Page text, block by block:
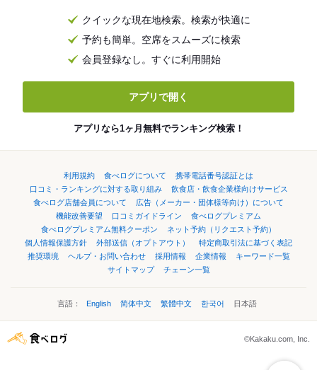
クイックな現在地検索。検索が快適に
予約も簡単。空席をスムーズに検索
会員登録なし。すぐに利用開始
アプリで開く
アプリなら1ヶ月無料でランキング検索！
利用規約 食べログについて
携帯電話番号認証とは
口コミ・ランキングに対する取り組み
飲食店・飲食企業様向けサービス
食べログ店舗会員について
広告（メーカー・団体様等向け）について
機能改善要望
口コミガイドライン
食べログプレミアム
食べログプレミアム無料クーポン
ネット予約（リクエスト予約）
個人情報保護方針
外部送信（オプトアウト）
特定商取引法に基づく表記
推奨環境
ヘルプ・お問い合わせ 採用情報 企業情報
キーワード一覧
サイトマップ
チェーン一覧
言語： English 简体中文 繁體中文 한국어 日本語
©Kakaku.com, Inc.